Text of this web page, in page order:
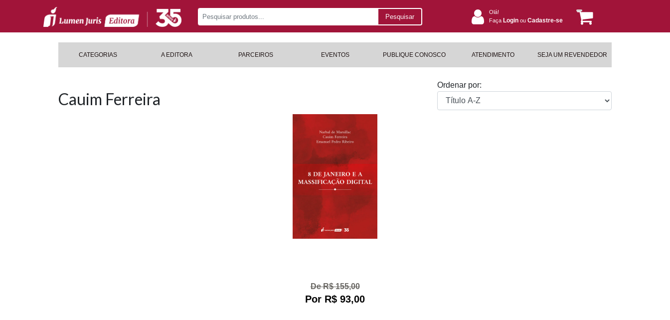
Pesquisar
Olá!
Faça Login ou Cadastre-se
CATEGORIAS A EDITORA PARCEIROS EVENTOS PUBLIQUE CONOSCO ATENDIMENTO SEJA UM REVENDEDOR
Cauim Ferreira
Ordenar por:
De R$ 155,00
Por R$ 93,00